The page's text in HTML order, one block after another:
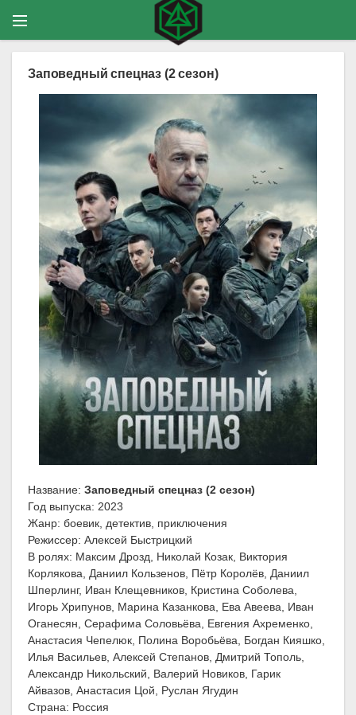
Заповедный спецназ (2 сезон)
Название: Заповедный спецназ (2 сезон)
Год выпуска: 2023
Жанр: боевик, детектив, приключения
Режиссер: Алексей Быстрицкий
В ролях: Максим Дрозд, Николай Козак, Виктория
Корлякова, Даниил Кользенов, Пётр Королёв, Даниил
Шперлинг, Иван Клещевников, Кристина Соболева,
Игорь Хрипунов, Марина Казанкова, Ева Авеева, Иван
Оганесян, Серафима Соловьёва, Евгения Ахременко,
Анастасия Чепелюк, Полина Воробьёва, Богдан Кияшко,
Илья Васильев, Алексей Степанов, Дмитрий Тополь,
Александр Никольский, Валерий Новиков, Гарик
Айвазов, Анастасия Цой, Руслан Ягудин
Страна: Россия